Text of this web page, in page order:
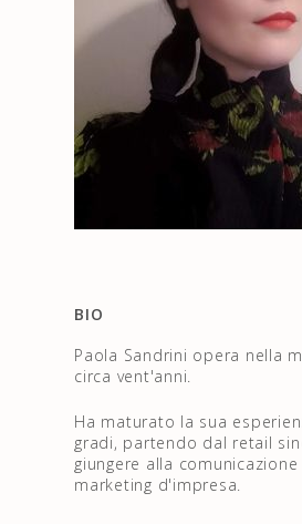
BIO
Paola Sandrini opera nella
circa vent'anni.
Ha maturato la sua
gradi, partendo dal retail
giungere alla comunicazione
marketing d'impresa.